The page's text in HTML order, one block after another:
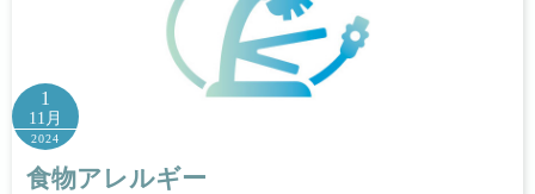
1
11月
2024
食物アレルギー